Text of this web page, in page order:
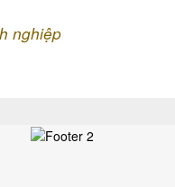
nghiệp